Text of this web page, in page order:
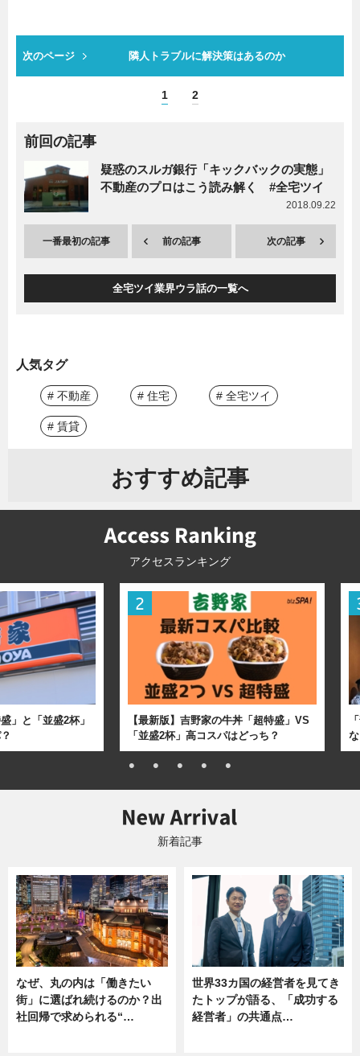
次のページ 隣人トラブルに解決策はあるのか
1 2
前回の記事
疑惑のスルガ銀行「キックバックの実態」
不動産のプロはこう読み解く #全宅ツイ
2018.09.22
一番最初の記事 前の記事 次の記事
全宅ツイ業界ウラ話の一覧へ
人気タグ
# 不動産 # 住宅 # 全宅ツイ
# 賃貸
おすすめ記事
アクセスランキング
」と「並盛2杯」
【最新版】吉野家の牛丼「超特盛」VS
「並盛2杯」高コスパはどっち？
新着記事
なぜ、丸の内は「働きたい
街」に選ばれ続けるのか？出
社回帰で求められる“…
世界33カ国の経営者を見てき
たトップが語る、「成功する
経営者」の共通点…